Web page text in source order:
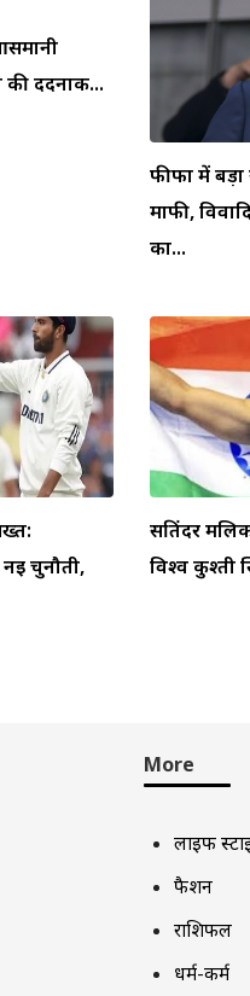
दर्दनाक...
फीफा में बड़ा
माफी,
का...
चुनौती,
सतिंदर
विश्व कुश्ती
More
लाइफ
फैशन
राशिफल
धर्म-कर्म